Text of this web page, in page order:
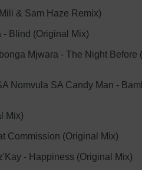
& Sam Haze Remix)
- Blind (Original Mix)
Mjwara - The Night Before
Nomvula SA Candy Man -
Mix)
Commission (Original Mix)
- Happiness (Original Mix)